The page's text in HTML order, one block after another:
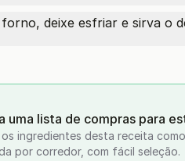
deixe esfriar e sirva o
uma lista de compras para
ingredientes desta receita
por corredor, com fácil seleção.